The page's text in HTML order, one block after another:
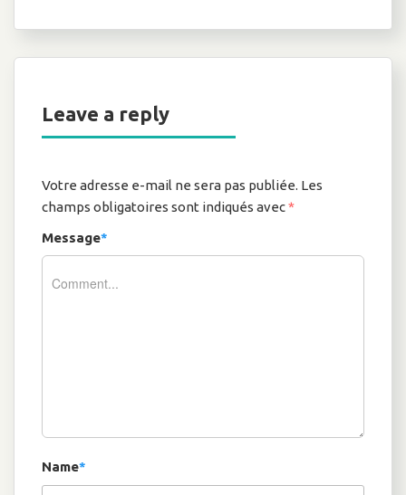
Leave a reply
Votre adresse e-mail ne sera pas publiée. Les
champs obligatoires sont indiqués avec*
Message*
Name*